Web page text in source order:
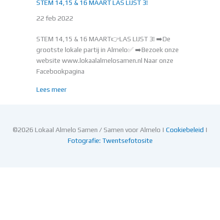
STEM 14,15 & 16 MAART LAS LIJST 3!
22 feb 2022
STEM 14,15 & 16 MAART👉LAS LIJST 3! ➡️De
grootste lokale partij in Almelo✅ ➡️Bezoek onze
website www.lokaalalmelosamen.nl Naar onze
Facebookpagina
Lees meerabout STEM 14,15 & 16 MAART LAS LIJST 3!
©2026 Lokaal Almelo Samen / Samen voor Almelo | Cookiebeleid |
Fotografie: Twentsefotosite